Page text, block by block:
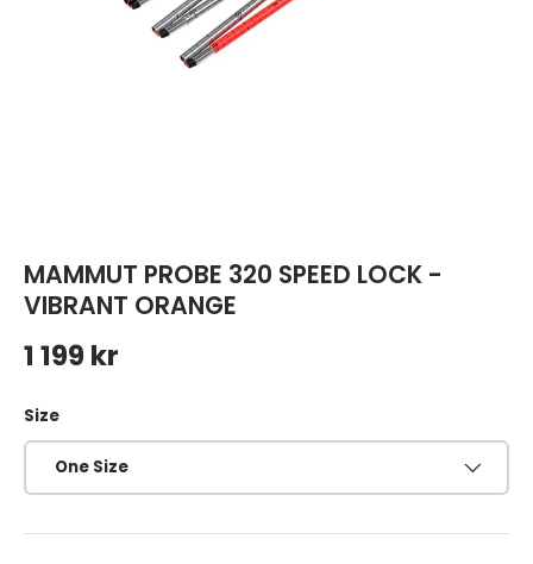
MAMMUT PROBE 320 SPEED LOCK -
VIBRANT ORANGE
Ordinarie pris
1 199 kr
Size
One Size